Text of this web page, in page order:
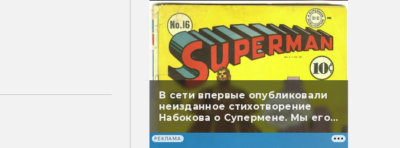
В сети впервые опубликовали
неизданное стихотворение
Набокова о Супермене. Мы его
перевели
РЕКЛАМА